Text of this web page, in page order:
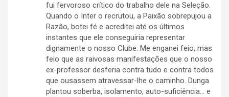
fui fervoroso crítico do trabalho dele na Seleção.
Quando o Inter o recrutou, a Paixão sobrepujou a
Razão, botei fé e acreditei até os últimos
instantes que ele conseguiria representar
dignamente o nosso Clube. Me enganei feio, mas
feio que as raivosas manifestações que o nosso
ex-professor desferia contra tudo e contra todos
que ousassem atravessar-lhe o caminho. Dunga
plantou soberba, isolamento, auto-suficiência… e